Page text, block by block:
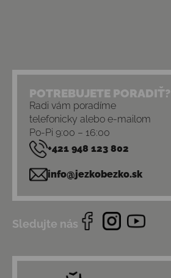
POTREBUJETE PORADIŤ?
Radi vám poradíme
telefonicky alebo e-mailom
Po-Pi 9:00 – 16:00
+421 948 123 802
info@jezkobezko.sk
Sledujte nás